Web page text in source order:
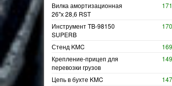
Вилка амортизационная
26"х 28,6 RST
Инструмент TB-98150
SUPERB
Стенд KMC
Крепление-прицеп для
перевозки грузов
Цепь в бухте KMC